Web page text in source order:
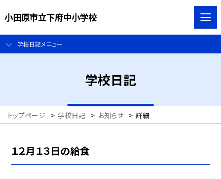
小田原市立下府中小学校
学校日記メニュー
学校日記
トップページ > 学校日記 > お知らせ > 詳細
１２月１３日の給食